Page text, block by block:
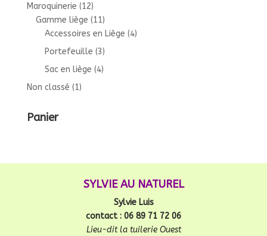
Maroquinerie (12)
Gamme liège (11)
Accessoires en Liège (4)
Portefeuille (3)
Sac en liège (4)
Non classé (1)
Panier
SYLVIE AU NATUREL
Sylvie Luis
contact : 06 89 71 72 06
Lieu-dit la tuilerie Ouest